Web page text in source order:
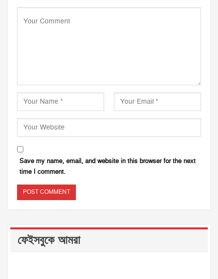
Save my name, email, and website in this browser for the next
time I comment.
ফেইসবুকে আমরা